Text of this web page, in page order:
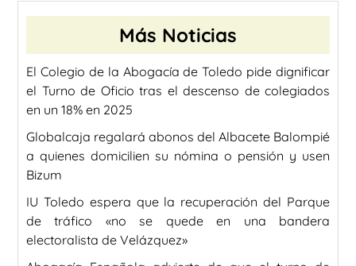
Más Noticias
El Colegio de la Abogacía de Toledo pide dignificar
el Turno de Oficio tras el descenso de colegiados
en un 18% en 2025
Globalcaja regalará abonos del Albacete Balompié
a quienes domicilien su nómina o pensión y usen
Bizum
IU Toledo espera que la recuperación del Parque
de tráfico «no se quede en una bandera
electoralista de Velázquez»